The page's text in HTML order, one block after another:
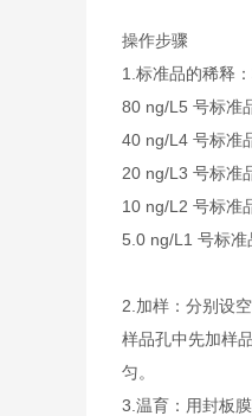
操作步骤
1. 标准品的稀释
80 ng/L 5 号标准
40 ng/L 4 号标准
20 ng/L 3 号标准
10 ng/L 2 号标准
5.0 ng/L 1 号标准
2. 加样：分别设
样品孔中先加样
匀。
3. 温育：用封板